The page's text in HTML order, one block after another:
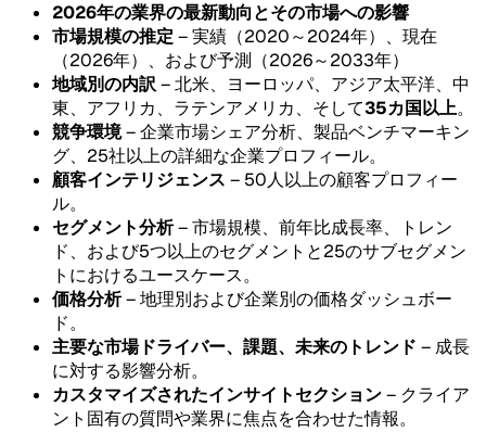
2026年の業界の最新動向とその市場への影響
市場規模の推定– 実績（2020～2024年）、現在
（2026年）、および予測（2026～2033年）
地域別の内訳– 北米、ヨーロッパ、アジア太平洋、中
東、アフリカ、ラテンアメリカ、そして35カ国以上。
競争環境– 企業市場シェア分析、製品ベンチマーキン
グ、25社以上の詳細な企業プロフィール。
顧客インテリジェンス – 50人以上の顧客プロフィー
ル。
セグメント分析– 市場規模、前年比成長率、トレン
ド、および5つ以上のセグメントと25のサブセグメン
トにおけるユースケース。
価格分析– 地理別および企業別の価格ダッシュボー
ド。
主要な市場ドライバー、課題、未来のトレンド – 成長
に対する影響分析。
カスタマイズされたインサイトセクション– クライア
ント固有の質問や業界に焦点を合わせた情報。